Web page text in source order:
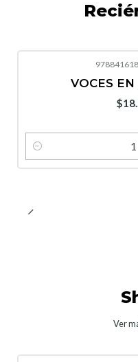
VOCES
Cantidad
Ver